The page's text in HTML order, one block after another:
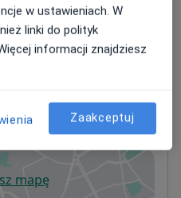
Warszawa
mapę
otwiera się w nowej karcie
w ustawieniach. W
linki do polityk
informacji znajdziesz
Zaakceptuj